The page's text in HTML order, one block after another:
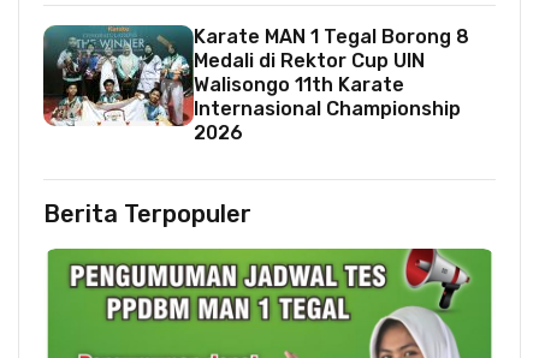
Karate MAN 1 Tegal Borong 8
Medali di Rektor Cup UIN
Walisongo 11th Karate
Internasional Championship
2026
Berita Terpopuler